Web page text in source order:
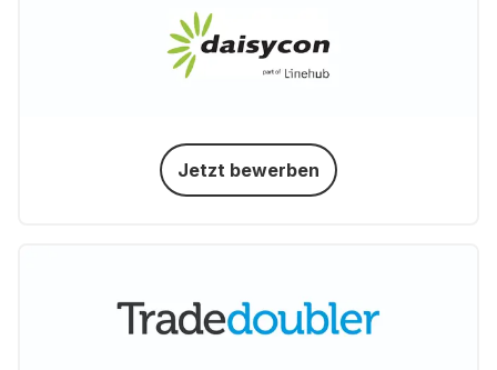
Jetzt bewerben